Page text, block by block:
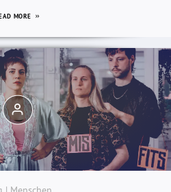
MORE